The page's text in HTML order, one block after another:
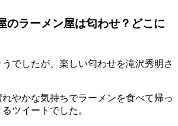
のラーメン屋は匂わせ？どこに
でしたが、楽しい匂わせを滝沢秀明さ
やかな気持ちでラーメンを食べて帰っ
ツイートでした。